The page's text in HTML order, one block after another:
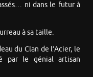
ni dans le futur à
à sa taille.
du Clan de l’Acier, le
par le génial artisan